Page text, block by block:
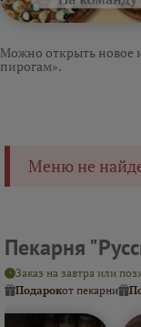
Можно открыть новое
пирогам».
Меню не
Пекарня
Заказ на завтра или
Подарокот пекарни